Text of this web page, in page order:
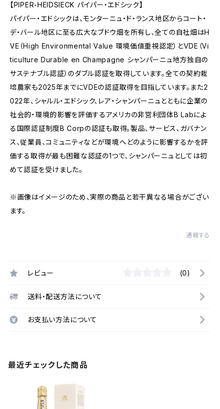
【PIPER-HEIDSIECK パイパー・エドシック】
パイパー・エドシックは、モンターニュ・ド・ランス地区からコート・
デ・バール地区に至る広大なブドウ畑を所有し、全ての自社畑はH
VE（High Environmental Value 環境価値重視認定）とVDE（Vi
ticulture Durable en Champagne シャンパーニュ地方独自の
サステナブル認証）のダブル認証を取得しています。全ての契約栽
培農家も2025年までにVDEの認証取得を目指しています。また2
022年、シャルル・エドシック、レア・シャンパーニュとともに企業の
社会的・環境的影響を評価するアメリカの非営利団体B Labによ
る国際認証制度B Corpの認証も取得。製品、サービス、ガバナン
ス、従業員、コミュニティなどが環境へどのように影響するかを評
価する取得が最も困難な認証の1つで、シャンパーニュとしては初
めて認証を受けました。
※画像はイメージのため、実際の商品と若干異なる場合がござい
ます。
通報する
レビュー (0)
送料・配送方法について
お支払い方法について
最近チェックした商品